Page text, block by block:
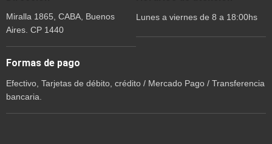
Miralla 1865, CABA, Buenos
Aires. CP 1440
Lunes a viernes de 8 a 18:00hs
Formas de pago
Efectivo, Tarjetas de débito, crédito / Mercado Pago / Transferencia
bancaria.